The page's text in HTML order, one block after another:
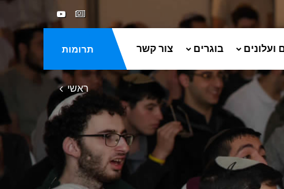
תרומות ועלונים בוגרים צור קשר
ראשי